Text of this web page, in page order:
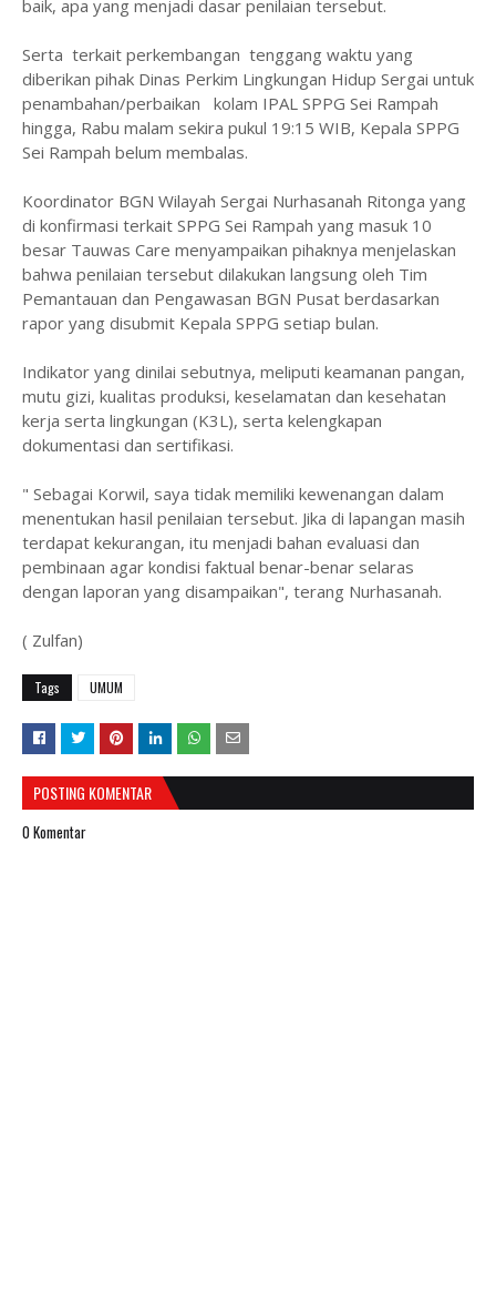
baik, apa yang menjadi dasar penilaian tersebut.
Serta terkait perkembangan tenggang waktu yang
diberikan pihak Dinas Perkim Lingkungan Hidup Sergai untuk
penambahan/perbaikan kolam IPAL SPPG Sei Rampah
hingga, Rabu malam sekira pukul 19:15 WIB, Kepala SPPG
Sei Rampah belum membalas.
Koordinator BGN Wilayah Sergai Nurhasanah Ritonga yang
di konfirmasi terkait SPPG Sei Rampah yang masuk 10
besar Tauwas Care menyampaikan pihaknya menjelaskan
bahwa penilaian tersebut dilakukan langsung oleh Tim
Pemantauan dan Pengawasan BGN Pusat berdasarkan
rapor yang disubmit Kepala SPPG setiap bulan.
Indikator yang dinilai sebutnya, meliputi keamanan pangan,
mutu gizi, kualitas produksi, keselamatan dan kesehatan
kerja serta lingkungan (K3L), serta kelengkapan
dokumentasi dan sertifikasi.
" Sebagai Korwil, saya tidak memiliki kewenangan dalam
menentukan hasil penilaian tersebut. Jika di lapangan masih
terdapat kekurangan, itu menjadi bahan evaluasi dan
pembinaan agar kondisi faktual benar-benar selaras
dengan laporan yang disampaikan", terang Nurhasanah.
( Zulfan)
Tags UMUM
POSTING KOMENTAR
0 Komentar